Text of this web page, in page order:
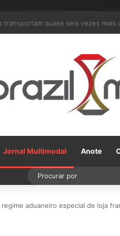
com a VLI, Tereos embarca 75
Jornal Multimodal Anote
aduaneiro especial de loja